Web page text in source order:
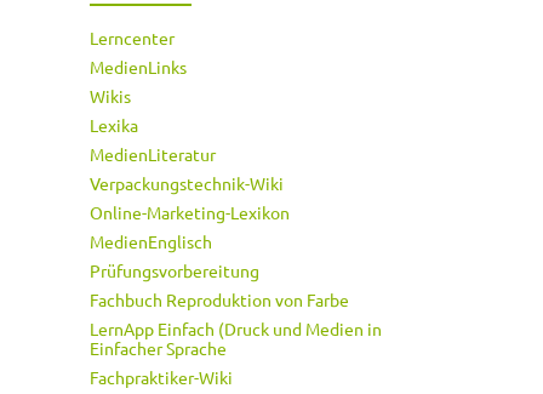
Lerncenter
MedienLinks
Wikis
Lexika
MedienLiteratur
Verpackungstechnik-Wiki
Online-Marketing-Lexikon
MedienEnglisch
Prüfungsvorbereitung
Fachbuch Reproduktion von Farbe
LernApp Einfach (Druck und Medien in
Einfacher Sprache
Fachpraktiker-Wiki